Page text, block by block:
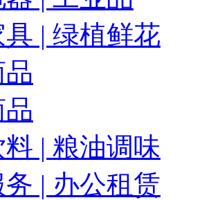
| 绿植鲜花
| 粮油调味
| 办公租赁